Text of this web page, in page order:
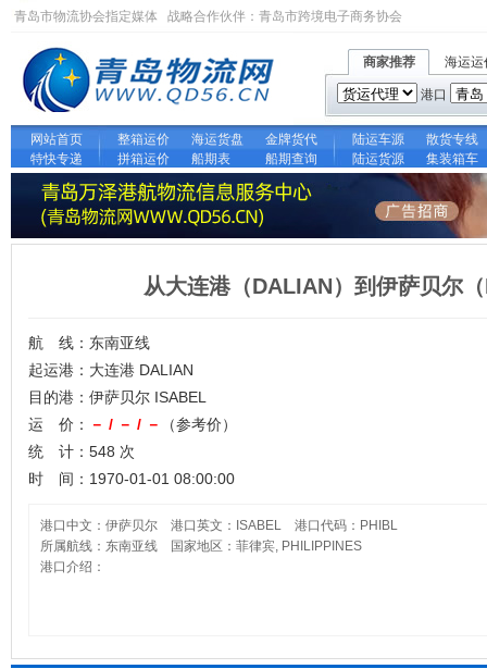
青岛市物流协会指定媒体 战略合作伙伴： 青岛市跨境电子商务协会
商家推荐 海运运
港口
网站首页 整箱运价 海运货盘 金牌货代 陆运车源
散货专线
特快专递
拼箱运价 船期表 船期查询 陆运货源 集装箱车
从大连港（DALIAN）到伊萨贝尔
航 线：东南亚线
起运港：大连港 DALIAN
目的港：伊萨贝尔 ISABEL
运 价：
－ / － / －
（参考价）
统 计：548 次
时 间：1970-01-01 08:00:00
港口中文：伊萨贝尔 港口英文：ISABEL 港口代码：PHIBL
所属航线：东南亚线 国家地区：菲律宾, PHILIPPINES
港口介绍：